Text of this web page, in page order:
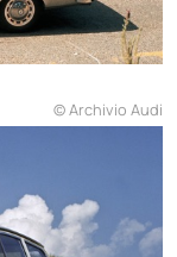
© Archivio Audi